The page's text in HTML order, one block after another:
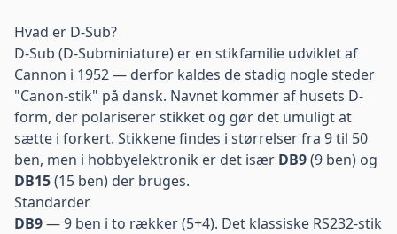
Hvad er D-Sub?
D-Sub (D-Subminiature) er en stikfamilie udviklet af
Cannon i 1952 — derfor kaldes de stadig nogle steder
"Canon-stik" på dansk. Navnet kommer af husets D-
form, der polariserer stikket og gør det umuligt at
sætte i forkert. Stikkene findes i størrelser fra 9 til 50
ben, men i hobbyelektronik er det især DB9(9 ben) og
DB15(15 ben) der bruges.
Standarder
DB9— 9 ben i to rækker (5+4). Det klassiske RS232-stik